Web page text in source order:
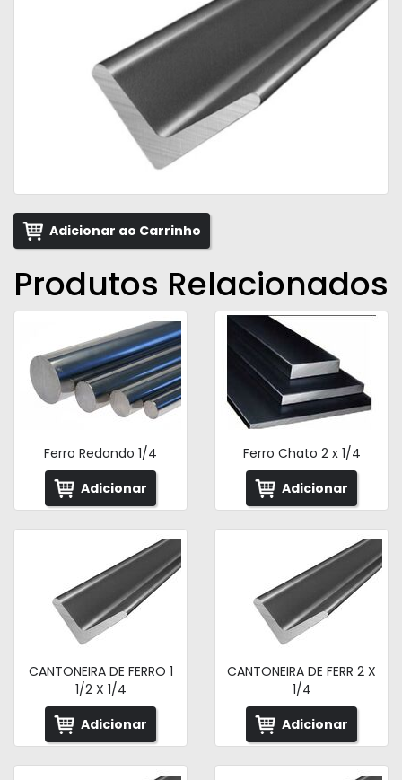
Adicionar ao Carrinho
Produtos Relacionados
Ferro Redondo 1/4
Adicionar
Ferro Chato 2 x 1/4
Adicionar
CANTONEIRA DE FERRO 1
1/2 X 1/4
Adicionar
CANTONEIRA DE FERR 2 X
1/4
Adicionar